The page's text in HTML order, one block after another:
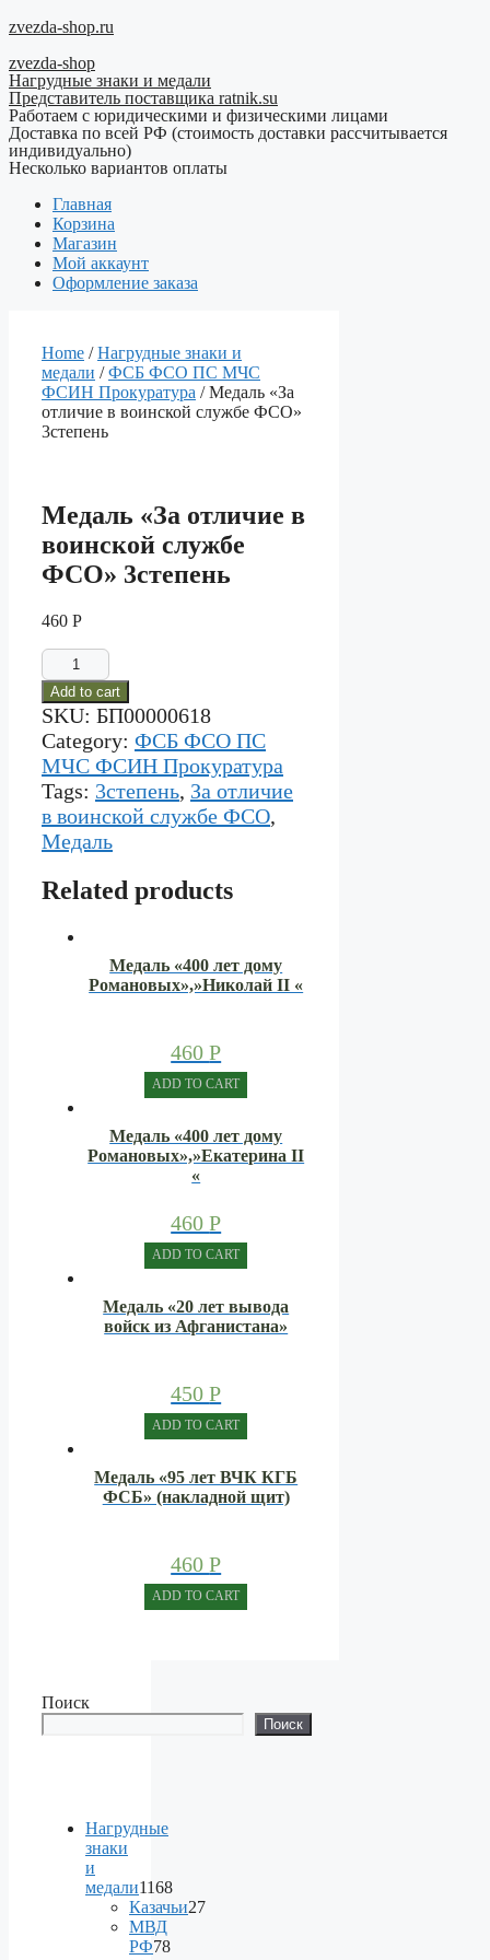
Перейти
содержимому
zvezda-shop.ru
zvezda-shop
Нагрудные знаки и медали
Представитель поставщика ratnik.su
Работаем с юридическими и физическими лицами
Доставка по всей РФ (стоимость доставки рассчитывается
индивидуально)
Несколько вариантов оплаты
Главная
Корзина
Магазин
Мой аккаунт
Оформление заказа
Home /Нагрудные знаки и
медали /ФСБ ФСО ПС МЧС
ФСИН Прокуратура / Медаль «За
отличие в воинской службе ФСО»
3степень
Медаль «За отличие в
воинской службе
ФСО» 3степень
460 Р
Медаль
"За
отличие
в
воинской
службе
ФСО"
3степень
quantity
Add to cart
SKU: БП00000618
Category: ФСБ ФСО ПС
МЧС ФСИН Прокуратура
Tags: 3степень, За отличие
в воинской службе ФСО,
Медаль
Related products
Медаль «400 лет дому
Романовых»,»Николай II «
460Р
ADD TO CART
Медаль «400 лет дому
Романовых»,»Екатерина II
«
460Р
ADD TO CART
Медаль «20 лет вывода
войск из Афганистана»
450Р
ADD TO CART
Медаль «95 лет ВЧК КГБ
ФСБ» (накладной щит)
460Р
ADD TO CART
Поиск
Поиск
Нагрудные
знаки
и
медали1168
1168
products
Казачьи27
27
products
МВД
РФ78